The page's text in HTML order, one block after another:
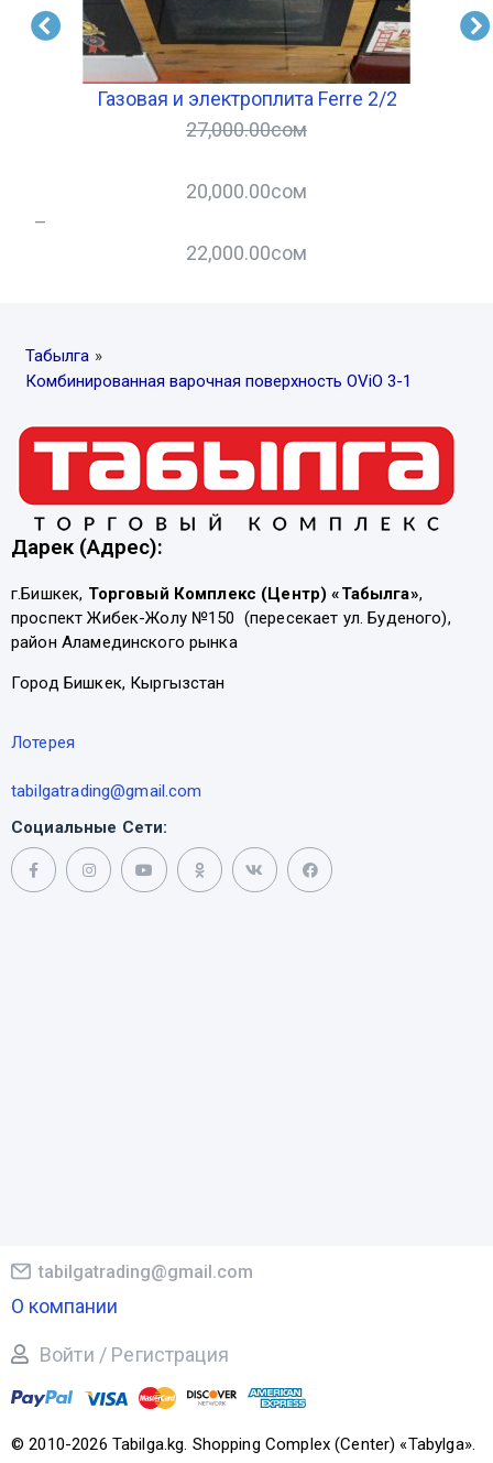
Газовая и электроплита Ferre 2/2
27,000.00сом
20,000.00сом
–
22,000.00сом
Табылга »
Комбинированная варочная поверхность OViO 3-1
Дарек (Адрес):
г.Бишкек, Торговый Комплекс (Центр) «Табылга»,
проспект Жибек-Жолу №150 (пересекает ул. Буденого),
район Аламединского рынка
Город Бишкек, Кыргызстан
Лотерея
tabilgatrading@gmail.com
Социальные Сети:
© 2010-2026 Tabilga.kg. Shopping Complex (Center) «Tabylga».
tabilgatrading@gmail.com
О компании
Войти / Регистрация